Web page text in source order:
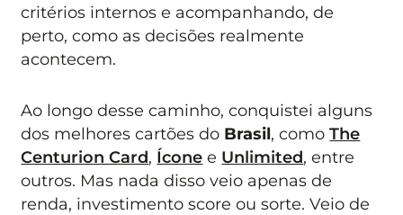
critérios internos e acompanhando, de
perto, como as decisões realmente
acontecem.
Ao longo desse caminho, conquistei alguns
dos melhores cartões do Brasil, comoThe
Centurion Card, Ícone e Unlimited, entre
outros. Mas nada disso veio apenas de
renda, investimento score ou sorte. Veio de